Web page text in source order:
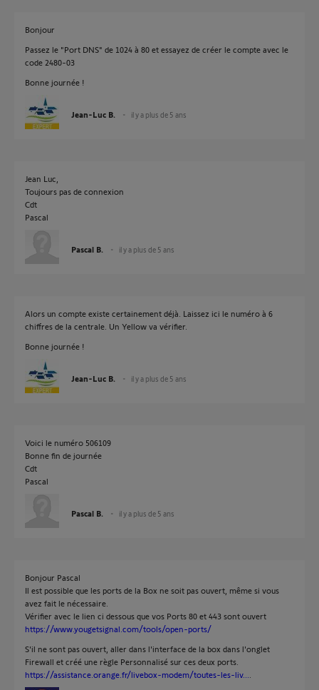
Bonjour
Passez le "Port DNS" de 1024 à 80 et essayez de créer le compte avec le
code 2480-03
Bonne journée !
Jean-Luc B. il y a plus de 5 ans
Jean Luc,
Toujours pas de connexion
Cdt
Pascal
Pascal B. il y a plus de 5 ans
Alors un compte existe certainement déjà. Laissez ici le numéro à 6
chiffres de la centrale. Un Yellow va vérifier.
Bonne journée !
Jean-Luc B. il y a plus de 5 ans
Voici le numéro 506109
Bonne fin de journée
Cdt
Pascal
Pascal B. il y a plus de 5 ans
Bonjour Pascal
Il est possible que les ports de la Box ne soit pas ouvert, même si vous
avez fait le nécessaire.
Vérifier avec le lien ci dessous que vos Ports 80 et 443 sont ouvert
https://www.yougetsignal.com/tools/open-ports/
S'il ne sont pas ouvert, aller dans l'interface de la box dans l'onglet
Firewall et créé une règle Personnalisé sur ces deux ports.
https://assistance.orange.fr/livebox-modem/toutes-les-liv...